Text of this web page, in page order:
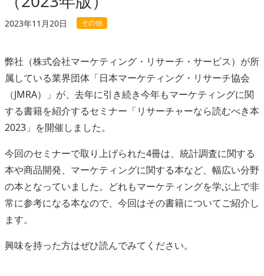
2023年11月20日 その他
弊社（株式会社マーケティング・リサーチ・サービス）が所
属している業界団体「日本マーケティング・リサーチ協会
（JMRA）」が、去年に引き続き今年もマーケティングに関
する書籍を紹介するセミナー「リサーチャーなら読むべき本
2023」を開催しました。
今回のセミナーで取り上げられた4冊は、統計調査に関する
本や商品開発、マーケティングに関する本など、幅広い分野
の本となっていました。どれもマーケティングを学ぶ上で非
常に参考になる本なので、今回はその書籍についてご紹介し
ます。
興味を持った方はぜひ読んでみてください。